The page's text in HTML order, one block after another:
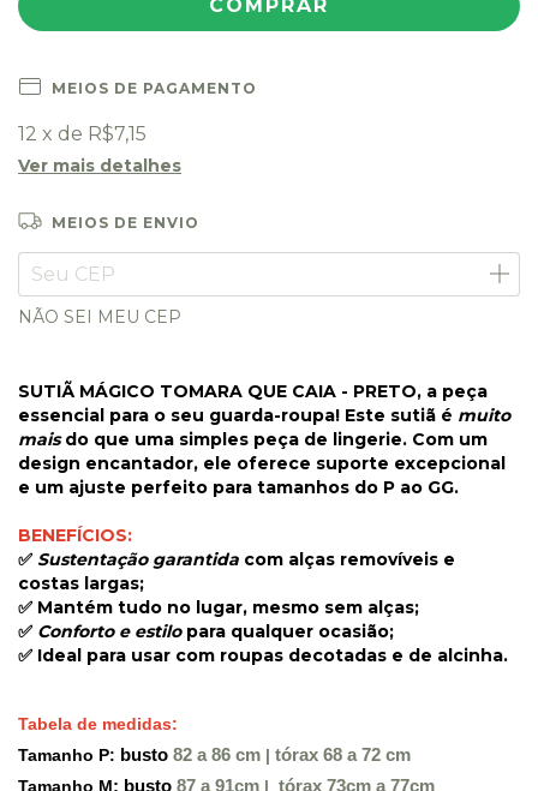
MEIOS DE PAGAMENTO
12 x de R$7,15
Ver mais detalhes
MEIOS DE ENVIO
Entregas para o CEP: ALTERAR CEP
NÃO SEI MEU CEP
SUTIÃ MÁGICO TOMARA QUE CAIA - PRETO, a peça
essencial para o seu guarda-roupa! Este sutiã é muito
maisdo que uma simples peça de lingerie. Com um
design encantador, ele oferece suporte excepcional
e um ajuste perfeito para tamanhos do P ao GG.
BENEFÍCIOS:
✅ Sustentação garantida com alças removíveis e
costas largas;
✅ Mantém tudo no lugar, mesmo sem alças;
✅ Conforto e estilopara qualquer ocasião;
✅ Ideal para usar com roupas decotadas e de alcinha.
Tabela de medidas:
Tamanho P: busto 82 a 86 cm | tórax 68 a 72 cm
Tamanho M: busto 87 a 91cm | tórax 73cm a 77cm